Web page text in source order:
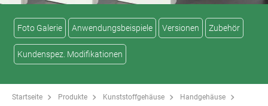
Foto Galerie Anwendungsbeispiele Versionen Zubehör
Kundenspez. Modifikationen
Startseite Produkte Kunststoffgehäuse
Handgehäuse